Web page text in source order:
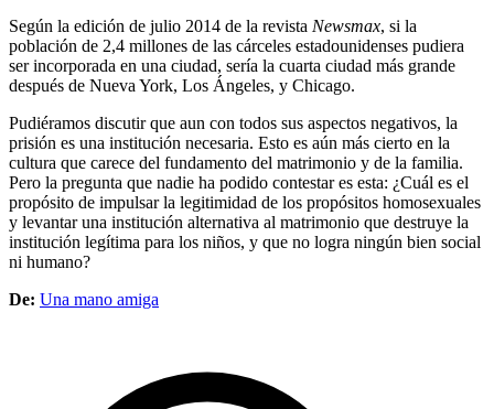
Según la edición de julio 2014 de la revista Newsmax, si la
población de 2,4 millones de las cárceles estadounidenses pudiera
ser incorporada en una ciudad, sería la cuarta ciudad más grande
después de Nueva York, Los Ángeles, y Chicago.
Pudiéramos discutir que aun con todos sus aspectos negativos, la
prisión es una institución necesaria. Esto es aún más cierto en la
cultura que carece del fundamento del matrimonio y de la familia.
Pero la pregunta que nadie ha podido contestar es esta: ¿Cuál es el
propósito de impulsar la legitimidad de los propósitos homosexuales
y levantar una institución alternativa al matrimonio que destruye la
institución legítima para los niños, y que no logra ningún bien social
ni humano?
De: Una mano amiga